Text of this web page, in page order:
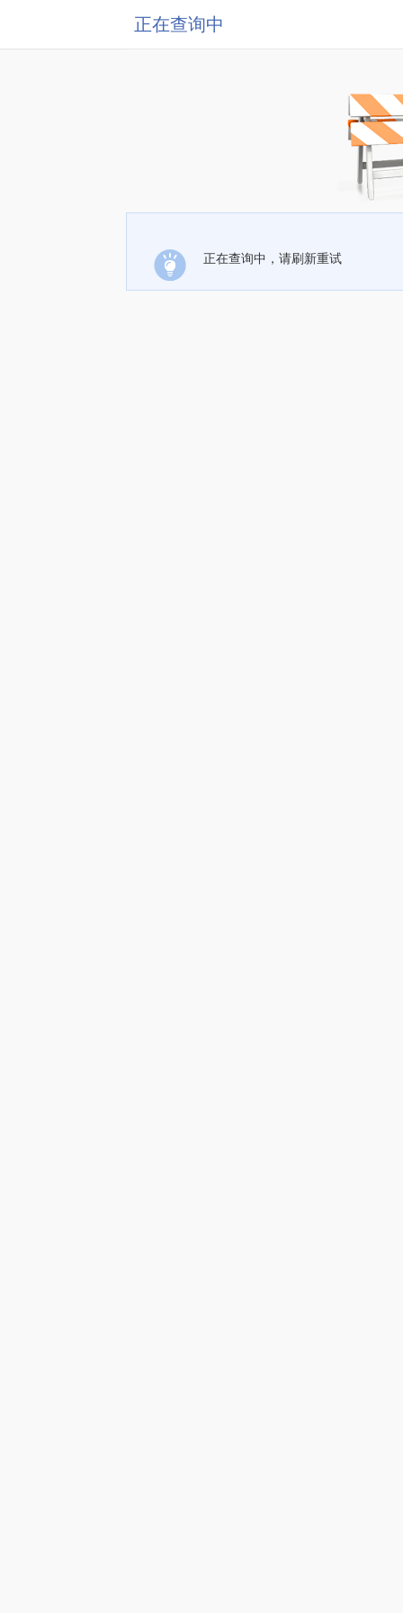
正在查询中
正在查询中，请刷新重试